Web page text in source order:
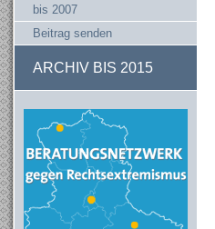
bis 2007
Beitrag senden
ARCHIV BIS 2015